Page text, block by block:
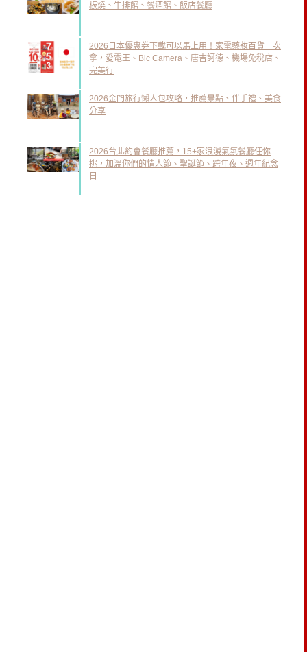
板燒、牛排館、餐酒館、飯店餐廳
2026日本優惠券下載可以馬上用！家電藥妝百貨一次
拿，愛電王、Bic Camera、唐吉訶德、機場免稅店、
完美行
2026金門旅行懶人包攻略，推薦景點、伴手禮、美食
分享
2026台北約會餐廳推薦，15+家浪漫氣氛餐廳任你
挑，加溫你們的情人節、聖誕節、跨年夜、週年紀念
日